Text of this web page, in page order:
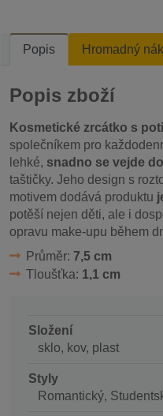
Popis Hromadný
Popis zboží
Kosmetické zrcátko s
společníkem pro
lehké, snadno se vejde
taštičky. Jeho design s
motivem dodává produktu
potěší nejen děti, ale i
opravu make-upu během
Průměr: 7,5 cm
Tloušťka: 1,1 cm
Složení
sklo, kov, plast
Styly
Romantický,